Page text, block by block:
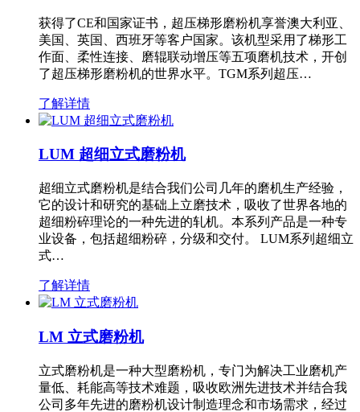
获得了CE和国家证书，超压梯形磨粉机享誉澳大利亚、
美国、英国、西班牙等客户国家。该机型采用了梯形工
作面、柔性连接、磨辊联动增压等五项磨机技术，开创
了超压梯形磨粉机的世界水平。TGM系列超压…
了解详情
LUM 超细立式磨粉机
超细立式磨粉机是结合我们公司几年的磨机生产经验，
它的设计和研究的基础上立磨技术，吸收了世界各地的
超细粉碎理论的一种先进的轧机。本系列产品是一种专
业设备，包括超细粉碎，分级和交付。 LUM系列超细立
式…
了解详情
LM 立式磨粉机
立式磨粉机是一种大型磨粉机，专门为解决工业磨机产
量低、耗能高等技术难题，吸收欧洲先进技术并结合我
公司多年先进的磨粉机设计制造理念和市场需求，经过